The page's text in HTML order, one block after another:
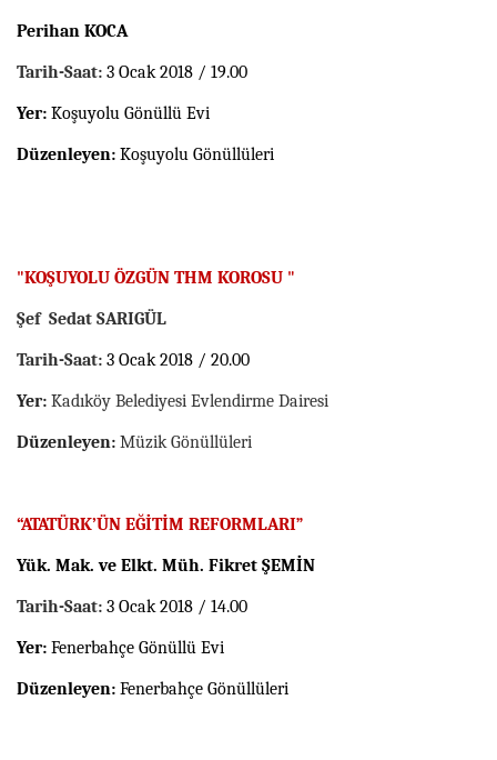
Perihan KOCA
Tarih-Saat: 3 Ocak 2018 / 19.00
Yer: Koşuyolu Gönüllü Evi
Düzenleyen: Koşuyolu Gönüllüleri
"KOŞUYOLU ÖZGÜN THM KOROSU "
Şef Sedat SARIGÜL
Tarih-Saat: 3 Ocak 2018 / 20.00
Yer: Kadıköy Belediyesi Evlendirme Dairesi
Düzenleyen: Müzik Gönüllüleri
“ATATÜRK’ÜN EĞİTİM REFORMLARI”
Yük. Mak. ve Elkt. Müh. Fikret ŞEMİN
Tarih-Saat: 3 Ocak 2018 / 14.00
Yer: Fenerbahçe Gönüllü Evi
Düzenleyen: Fenerbahçe Gönüllüleri